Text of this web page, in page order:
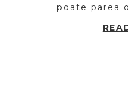
poate parea